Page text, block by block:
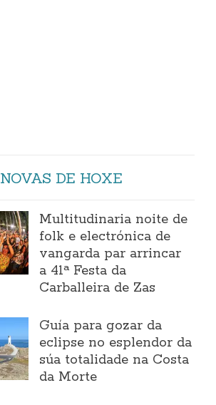
NOVAS DE HOXE
Multitudinaria noite de
folk e electrónica de
vangarda par arrincar
a 41ª Festa da
Carballeira de Zas
Guía para gozar da
eclipse no esplendor da
súa totalidade na Costa
da Morte